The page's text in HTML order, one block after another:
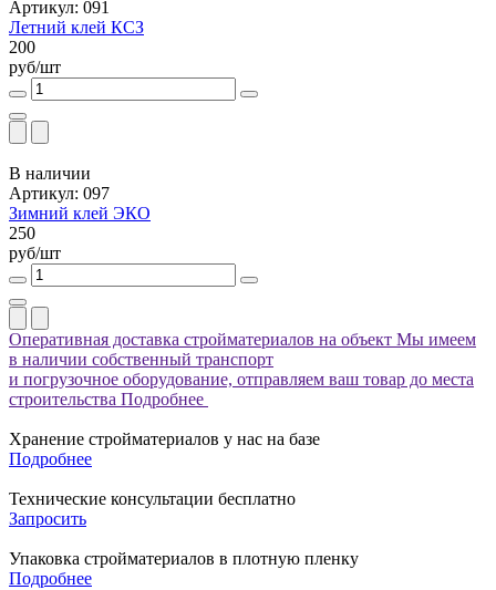
Артикул: 091
Летний клей КСЗ
200
руб/шт
В наличии
Артикул: 097
Зимний клей ЭКО
250
руб/шт
Оперативная доставка стройматериалов на объект Мы имеем
в наличии собственный транспорт
и погрузочное оборудование, отправляем ваш товар до места
строительства Подробнее
Хранение стройматериалов у нас на базе
Подробнее
Технические консультации бесплатно
Запросить
Упаковка стройматериалов в плотную пленку
Подробнее